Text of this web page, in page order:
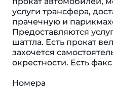
услуги трансфера,
прачечную и
Предоставляются
шаттла. Есть прокат
захочется
окрестности. Есть
Номера